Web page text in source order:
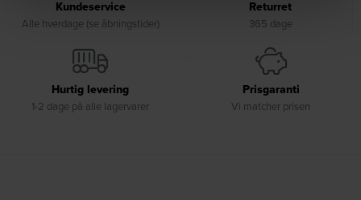
Kundeservice
Alle hverdage (se åbningstider)
Returret
365 dage
Hurtig levering
1-2 dage på alle lagervarer
Prisgaranti
Vi matcher prisen